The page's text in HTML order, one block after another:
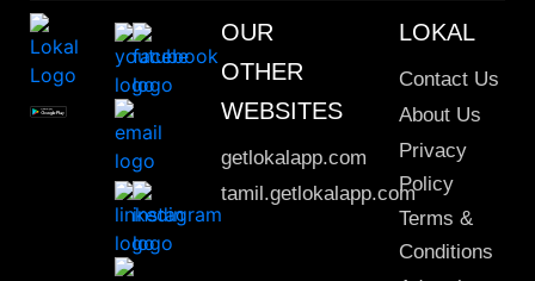
OUR
OTHER
WEBSITES
getlokalapp.com
tamil.getlokalapp.com
LOKAL
Contact Us
About Us
Privacy
Policy
Terms &
Conditions